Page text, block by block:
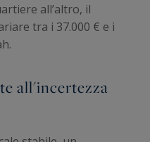
all’altro, il
tra i 37.000 € e i
all'incertezza